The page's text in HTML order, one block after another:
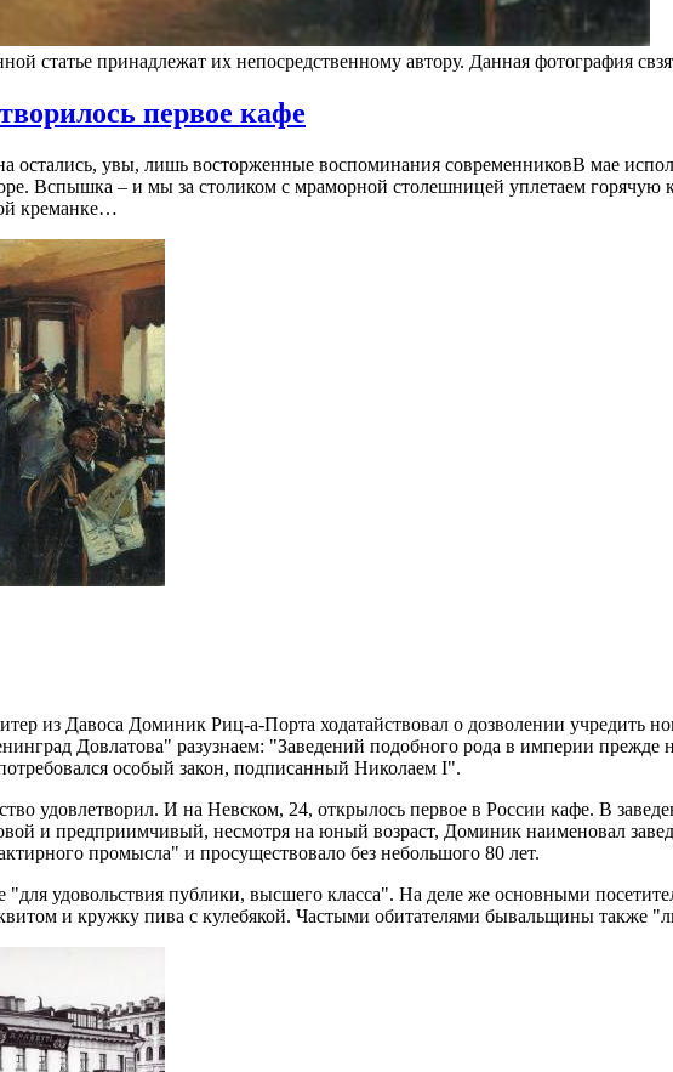
статье принадлежат их непосредственному автору. Данная фотография
первое кафе
остались, увы, лишь восторженные воспоминания современниковВ мае
Вспышка – и мы за столиком с мраморной столешницей уплетаем
креманке…
из Давоса Доминик Риц-а-Порта ходатайствовал о дозволении учредить
Довлатова" разузнаем: "Заведений подобного рода в империи прежде
особый закон, подписанный Николаем I".
удовлетворил. И на Невском, 24, открылось первое в России кафе. В
и предприимчивый, несмотря на юный возраст, Доминик наименовал
промысла" и просуществовало без небольшого 80 лет.
"для удовольствия публики, высшего класса". На деле же основными
и кружку пива с кулебякой. Частыми обитателями бывальщины